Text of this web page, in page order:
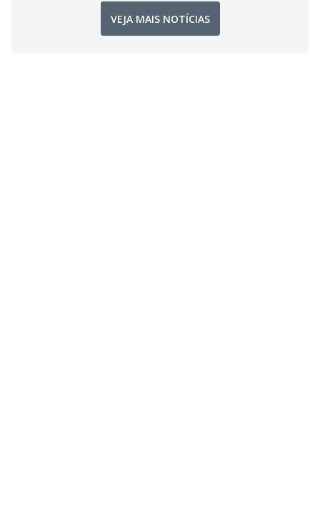
VEJA MAIS NOTÍCIAS